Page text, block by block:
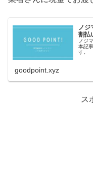
ノジ
割払
ノジ
本記
す。
goodpoint.xyz
ス